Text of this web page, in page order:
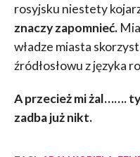
rosyjsku niestety
znaczy zapomnieć.
władze miasta
źródłosłowu z języka
A przecież mi żal…….
zadba już nikt.